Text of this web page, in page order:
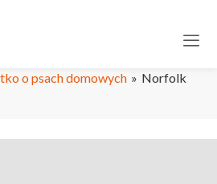
o psach domowych » Norfolk